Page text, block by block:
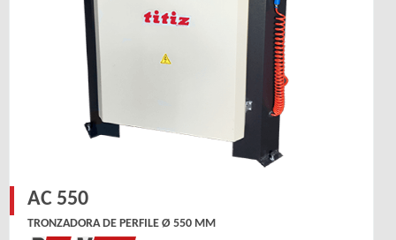
AC 550
TRONZADORA DE PERFILE Ø 550 MM